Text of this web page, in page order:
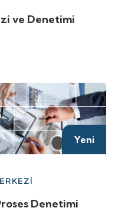
ve Denetimi
Yeni
Denetimi